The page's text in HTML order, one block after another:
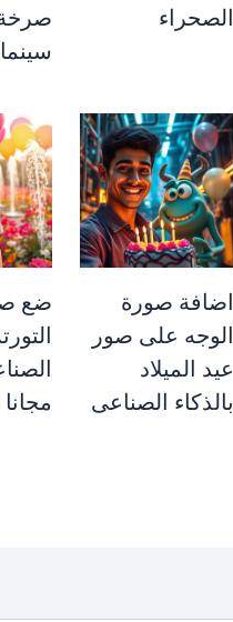
الصحراء
اضافة صورة
الوجه على صور
عيد الميلاد
بالذكاء الصناعى
ضع
مجانا